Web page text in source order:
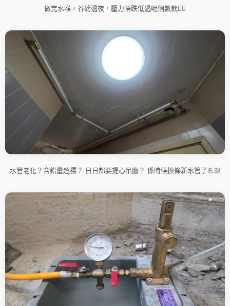
做完水喉，谷磅過夜，壓力唔跌低過呢個數就👌🏻
水管老化？含鉛量超標？ 日日都要提心吊膽？ 係時候換條新水管了💪🏻